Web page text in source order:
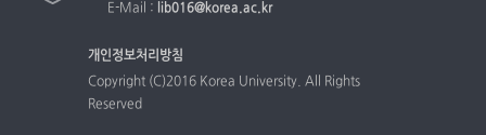
E-Mail : lib016@korea.ac.kr
개인정보처리방침
Copyright (C)2016 Korea University. All Rights
Reserved